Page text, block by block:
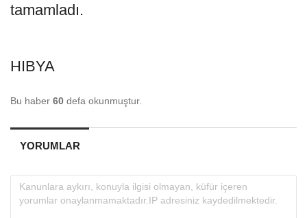
tamamladı.
HIBYA
Bu haber 60 defa okunmuştur.
YORUMLAR